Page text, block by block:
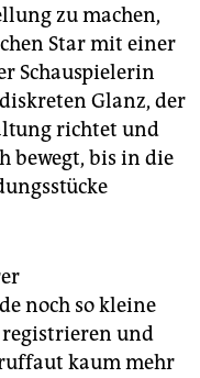
zu machen,
Star mit einer
Schauspielerin
Glanz, der
richtet und
bewegt, bis in die
noch so kleine
registrieren und
kaum mehr